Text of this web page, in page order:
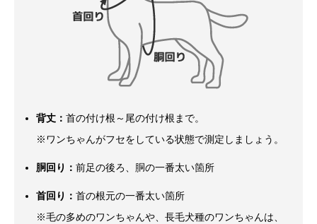
背丈： 首の付け根～尾の付け根まで。
※ワンちゃんがフセをしている状態で測定しましょう。
胴回り： 前足の後ろ、胴の一番太い箇所
首回り： 首の根元の一番太い箇所
※毛の多めのワンちゃんや、長毛犬種のワンちゃんは、